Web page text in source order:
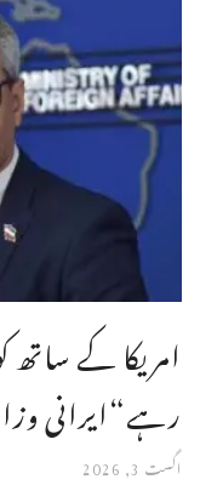
امریکا کے
رہے“ایرانی
اگست 3, 2026